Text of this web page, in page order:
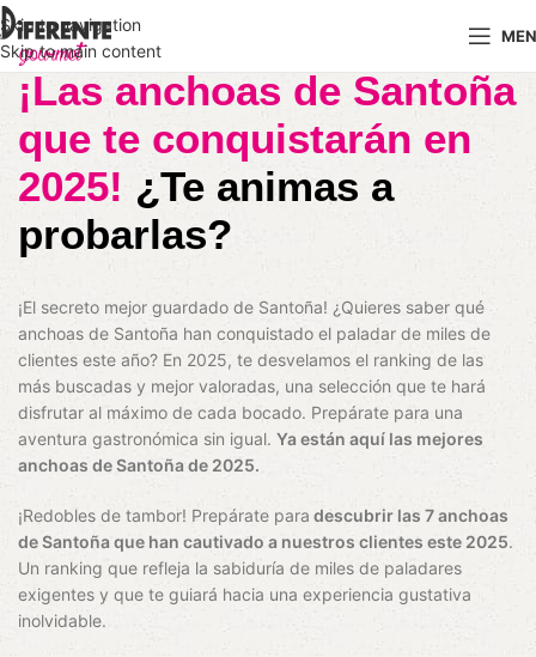
Skip to navigation
Skip to main content
¡Las anchoas de Santoña
que te conquistarán en
2025! ¿Te animas a
probarlas?
¡El secreto mejor guardado de Santoña! ¿Quieres saber qué
anchoas de Santoña han conquistado el paladar de miles de
clientes este año? En 2025, te desvelamos el ranking de las
más buscadas y mejor valoradas, una selección que te hará
disfrutar al máximo de cada bocado. Prepárate para una
aventura gastronómica sin igual. Ya están aquí las mejores
anchoas de Santoña de 2025.
¡Redobles de tambor! Prepárate para descubrir las 7 anchoas
de Santoña que han cautivado a nuestros clientes este 2025.
Un ranking que refleja la sabiduría de miles de paladares
exigentes y que te guiará hacia una experiencia gustativa
inolvidable.